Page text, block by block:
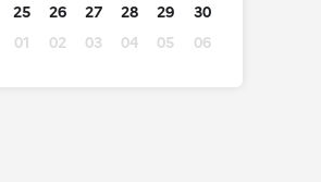
25 26 27 28 29
30
01 02 03 04 05 06